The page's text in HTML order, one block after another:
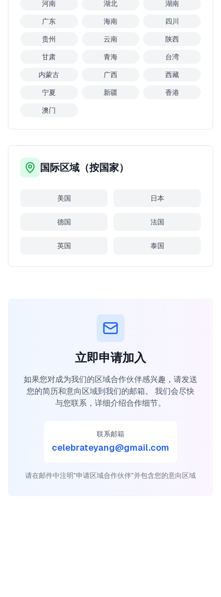
河南 湖北 湖南
广东 海南 四川
贵州 云南 陕西
甘肃 青海 台湾
内蒙古 广西 西藏
宁夏 新疆 香港
澳门
国际区域（按国家）
美国 日本
德国 法国
英国 泰国
立即申请加入
如果您对成为我们的区域合作伙伴感兴趣，请发送
您的简历和意向区域到我们的邮箱。 我们会尽快
与您联系，详细介绍合作细节。
联系邮箱
celebrateyang@gmail.com
请在邮件中注明"申请区域合作伙伴"并包含您的意向区域